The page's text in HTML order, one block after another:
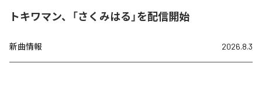
トキワマン、「さくみはる」を配信開始
新曲情報 2026.8.3